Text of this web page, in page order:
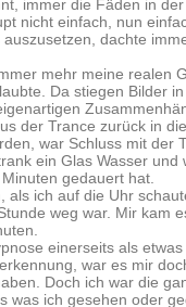
immer die Fäden in
nicht einfach, nun
dachte
mehr meine realen
Da stiegen Bilder
der Trance zurück in
war Schluss mit der
ein Glas Wasser
gedauert hat.
als ich auf die Uhr
weg war. Mir kam
einerseits als
war es mir
Doch ich war die
was ich gesehen oder